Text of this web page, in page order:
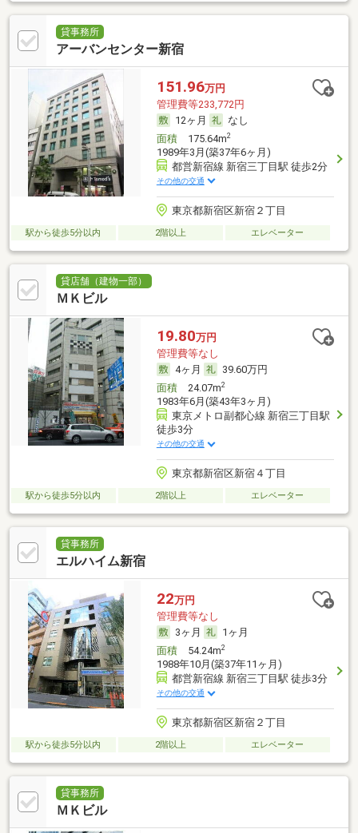
貸事務所
アーバンセンター新宿
151.96万円
管理費等233,772円
12ヶ月
なし
面積175.64m2
1989年3月(築37年6ヶ月)
都営新宿線 新宿三丁目駅 徒歩2分
その他の交通
東京都新宿区新宿２丁目
駅から徒歩5分以内 2階以上 エレベーター
貸店舗（建物一部）
ＭＫビル
19.80万円
管理費等なし
4ヶ月
39.60万円
面積24.07m2
1983年6月(築43年3ヶ月)
東京メトロ副都心線 新宿三丁目駅
徒歩3分
その他の交通
東京都新宿区新宿４丁目
駅から徒歩5分以内 2階以上 エレベーター
貸事務所
エルハイム新宿
22万円
管理費等なし
3ヶ月
1ヶ月
面積54.24m2
1988年10月(築37年11ヶ月)
都営新宿線 新宿三丁目駅 徒歩3分
その他の交通
東京都新宿区新宿２丁目
駅から徒歩5分以内 2階以上 エレベーター
貸事務所
ＭＫビル